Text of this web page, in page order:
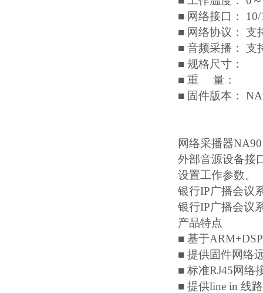
■ 网络接口：
■ 网络协议： 支
■ 音频采播： 支
■ 规格尺寸：
■ 重 量：
■ 固件版本：
网络采播器
外部音源设备接
设置工作参数。
银行IP广播会议
银行IP广播会议
产品特点
■ 基于
■ 提供固件网络
■ 标准RJ45网络
■ 提供line in 线